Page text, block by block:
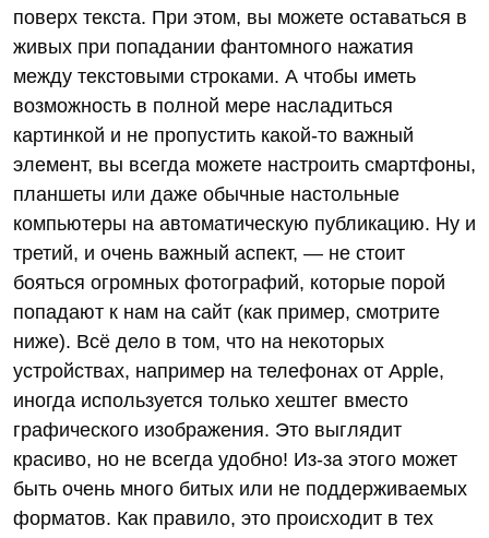
поверх текста. При этом, вы можете оставаться в
живых при попадании фантомного нажатия
между текстовыми строками. А чтобы иметь
возможность в полной мере насладиться
картинкой и не пропустить какой-то важный
элемент, вы всегда можете настроить смартфоны,
планшеты или даже обычные настольные
компьютеры на автоматическую публикацию. Ну и
третий, и очень важный аспект, — не стоит
бояться огромных фотографий, которые порой
попадают к нам на сайт (как пример, смотрите
ниже). Всё дело в том, что на некоторых
устройствах, например на телефонах от Apple,
иногда используется только хештег вместо
графического изображения. Это выглядит
красиво, но не всегда удобно! Из-за этого может
быть очень много битых или не поддерживаемых
форматов. Как правило, это происходит в тех